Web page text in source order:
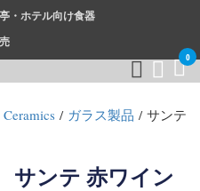
・ホテル向け食器
・料亭・ホテル等業務用卸販
でかわいい和食器・洋食器は
0
/ ガラス製品 / サンテ
サンテ 赤ワイン